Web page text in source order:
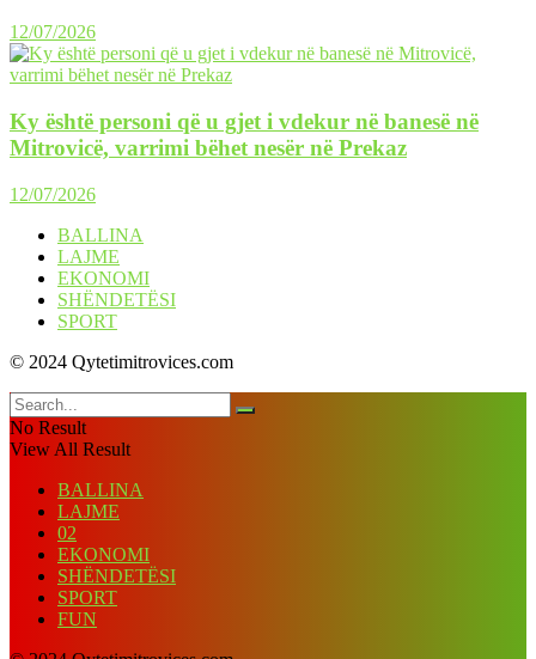
12/07/2026
Ky është personi që u gjet i vdekur në banesë në
Mitrovicë, varrimi bëhet nesër në Prekaz
12/07/2026
BALLINA
LAJME
EKONOMI
SHËNDETËSI
SPORT
© 2024 Qytetimitrovices.com
No Result
View All Result
BALLINA
LAJME
02
EKONOMI
SHËNDETËSI
SPORT
FUN